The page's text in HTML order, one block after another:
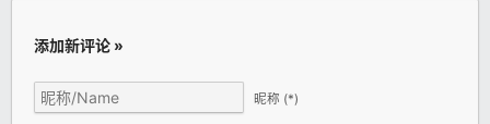
添加新评论 »
昵称 (*)